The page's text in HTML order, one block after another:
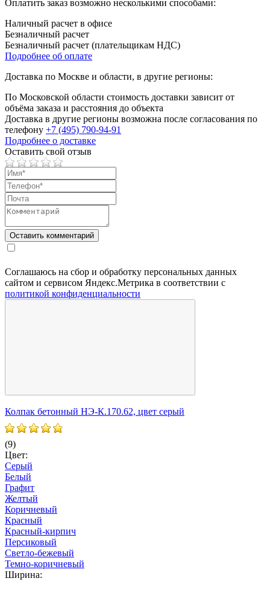
Оплатить заказ возможно несколькими способами:
Наличный расчет в офисе
Безналичный расчет
Безналичный расчет (плательщикам НДС)
Подробнее об оплате
Доставка по Москве и области, в другие регионы:
По Московской области стоимость доставки зависит от
объёма заказа и расстояния до объекта
Доставка в другие регионы возможна после согласования по
телефону +7 (495) 790-94-91
Подробнее о доставке
Оставить свой отзыв
Соглашаюсь на сбор и обработку персональных данных
сайтом и сервисом Яндекс.Метрика в соответствии с
политикой конфиденциальности
Колпак бетонный НЭ-К.170.62, цвет серый
(9)
Цвет:
Серый
Белый
Графит
Желтый
Коричневый
Красный
Красный-кирпич
Персиковый
Светло-бежевый
Темно-коричневый
Ширина: